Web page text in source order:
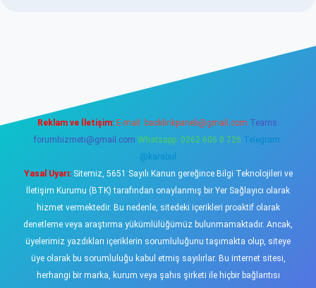
Reklam ve İletişim: E-mail: backlinkpaneli@gmail.com Teams:
forumhizmeti@gmail.com Whatsapp: 0262 606 0 726 Telegram:
@karabul
Yasal Uyarı:Sitemiz, 5651 Sayılı Kanun gereğince Bilgi Teknolojileri ve
İletişim Kurumu (BTK) tarafından onaylanmış bir Yer Sağlayıcı olarak
hizmet vermektedir. Bu nedenle, sitedeki içerikleri proaktif olarak
denetleme veya araştırma yükümlülüğümüz bulunmamaktadır. Ancak,
üyelerimiz yazdıkları içeriklerin sorumluluğunu taşımakta olup, siteye
üye olarak bu sorumluluğu kabul etmiş sayılırlar. Bu internet sitesi,
herhangi bir marka, kurum veya şahıs şirketi ile hiçbir bağlantısı